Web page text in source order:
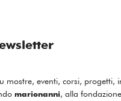
mostre, eventi, corsi, progetti,
marionanni, alla fondazione